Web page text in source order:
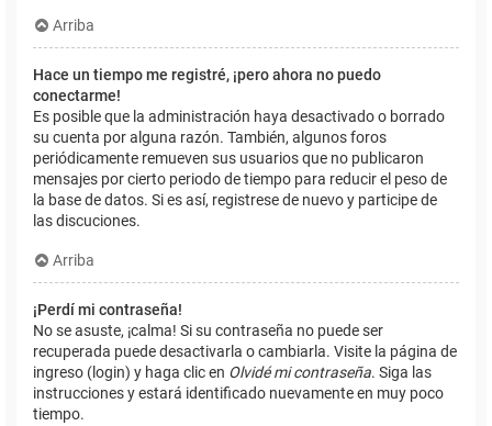
Arriba
Hace un tiempo me registré, ¡pero ahora no puedo
conectarme!
Es posible que la administración haya desactivado o borrado
su cuenta por alguna razón. También, algunos foros
periódicamente remueven sus usuarios que no publicaron
mensajes por cierto periodo de tiempo para reducir el peso de
la base de datos. Si es así, registrese de nuevo y participe de
las discuciones.
Arriba
¡Perdí mi contraseña!
No se asuste, ¡calma! Si su contraseña no puede ser
recuperada puede desactivarla o cambiarla. Visite la página de
ingreso (login) y haga clic en Olvidé mi contraseña. Siga las
instrucciones y estará identificado nuevamente en muy poco
tiempo.